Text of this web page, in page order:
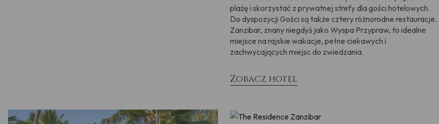
plażę i skorzystać z prywatnej strefy dla gości hotelowych.
Do dyspozycji Gości są także cztery różnorodne restauracje.
Zanzibar, znany niegdyś jako Wyspa Przypraw, to idealne
miejsce na rajskie wakacje, pełne ciekawych i
zachwycających miejsc do zwiedzania.
Zobacz hotel